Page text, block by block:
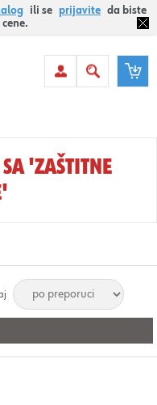
ili se prijavite da biste
'ZAŠTITNE